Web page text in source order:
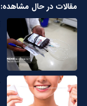
مقالات در حال مشاهده: